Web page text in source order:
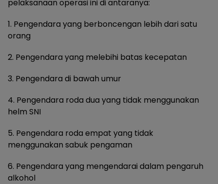
pelaksanaan operasi ini di antaranya:
1. Pengendara yang berboncengan lebih dari satu
orang
2. Pengendara yang melebihi batas kecepatan
3. Pengendara di bawah umur
4. Pengendara roda dua yang tidak menggunakan
helm SNI
5. Pengendara roda empat yang tidak
menggunakan sabuk pengaman
6. Pengendara yang mengendarai dalam pengaruh
alkohol